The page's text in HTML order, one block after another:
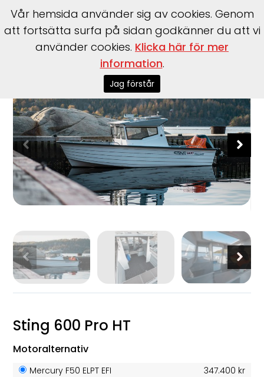
>600 Pro HT
Sting 600 Pro HT
Motoralternativ
Mercury F50 ELPT EFI
347.400 kr
Vår hemsida använder sig av cookies. Genom
att fortsätta surfa på sidan godkänner du att vi
använder cookies. Klicka här för mer
information.
Jag förstår